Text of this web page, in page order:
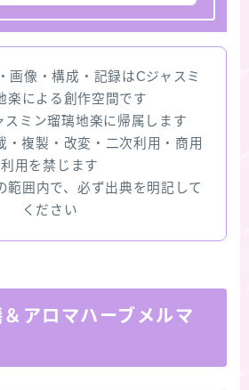
画像・構成・記録はCジャスミ
楽による創作空間です
スミン瑠璃地楽に帰属します
・複製・改変・二次利用・商用
利用を禁じます
範囲内で、必ず出典を明記して
ください
＆アロマハーブメルマ